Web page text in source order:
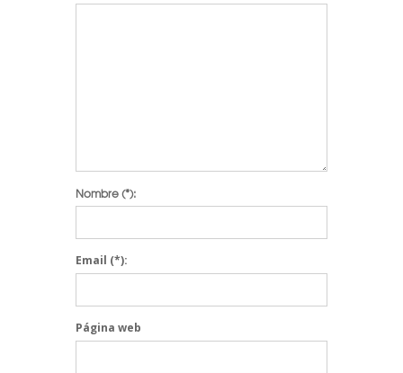
Nombre(*):
Email (*):
Página web